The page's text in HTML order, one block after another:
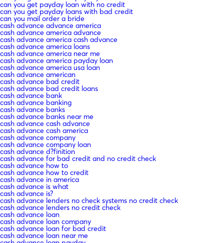
can you get payday loan with no credit
can you get payday loans with bad credit
can you mail order a bride
cash advance advance america
cash advance america advance
cash advance america cash advance
cash advance america loans
cash advance america near me
cash advance america payday loan
cash advance america usa loan
cash advance american
cash advance bad credit
cash advance bad credit loans
cash advance bank
cash advance banking
cash advance banks
cash advance banks near me
cash advance cash advance
cash advance cash america
cash advance company
cash advance company loan
cash advance d?finition
cash advance for bad credit and no credit check
cash advance how to
cash advance how to credit
cash advance in america
cash advance is what
cash advance is?
cash advance lenders no check systems no credit check
cash advance lenders no credit check
cash advance loan
cash advance loan company
cash advance loan for bad credit
cash advance loan near me